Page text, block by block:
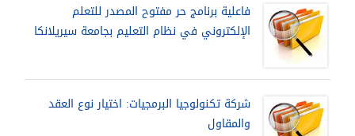
فاعلية برنامج حر مفتوح المصدر للتعلم
الإلكتروني في نظام التعليم بجامعة سيريلانكا
شركة تكنولوجيا البرمجيات: اختيار نوع العقد
والمقاول